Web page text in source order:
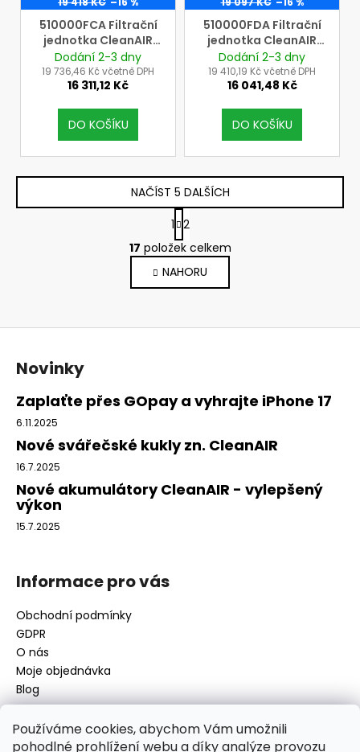
Používáme cookies, abychom Vám umožnili
pohodlné prohlížení webu a díky analýze provozu
510000FCA Filtrační
jednotka CleanAIR
Chemical 2F včetně
baterie,
průtokoměru,
opasku a nabíječe
Dodání 2-3 dny
19 736,46 Kč včetně DPH
16 311,12 Kč
DO KOŠÍKU
510000FDA Filtrační
jednotka CleanAIR
Chemical 2F včetně
baterie,
průtokoměru,
opasku a nabíječe
Dodání 2-3 dny
19 410,19 Kč včetně DPH
16 041,48 Kč
DO KOŠÍKU
O
v
l
á
a
r
y
ý
NAČÍST 5 DALŠÍCH
S
t
r
á
n
k
1 2
17 položek celkem
NAHORU
Z
Novinky
Zaplaťte přes GOpay a vyhrajte iPhone 17
6.11.2025
Nové svářečské kukly zn. CleanAIR
16.7.2025
Nové akumulátory CleanAIR - vylepšený
výkon
15.7.2025
Informace pro vás
Obchodní podmínky
GDPR
O nás
Moje objednávka
Blog